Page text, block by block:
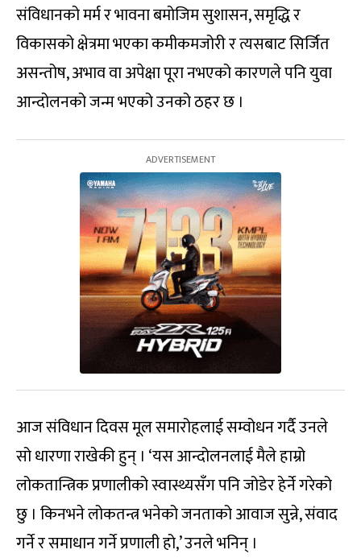
संविधानको मर्म र भावना बमोजिम सुशासन, समृद्धि र
विकासको क्षेत्रमा भएका कमीकमजोरी र त्यसबाट सिर्जित
असन्तोष, अभाव वा अपेक्षा पूरा नभएको कारणले पनि युवा
आन्दोलनको जन्म भएको उनको ठहर छ ।
आज संविधान दिवस मूल समारोहलाई सम्वोधन गर्दै उनले
सो धारणा राखेकी हुन् । ‘यस आन्दोलनलाई मैले हाम्रो
लोकतान्त्रिक प्रणालीको स्वास्थ्यसँग पनि जोडेर हेर्ने गरेको
छु । किनभने लोकतन्त्र भनेको जनताको आवाज सुन्ने, संवाद
गर्ने र समाधान गर्ने प्रणाली हो,’ उनले भनिन् ।